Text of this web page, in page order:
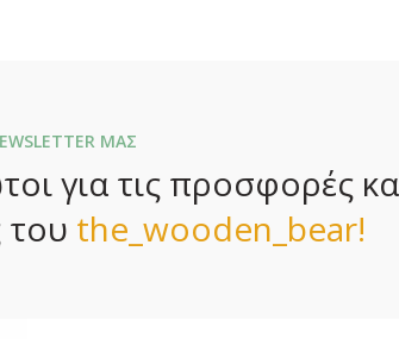
ΜΑΣ
για τις προσφορές
του the_wooden_bear!